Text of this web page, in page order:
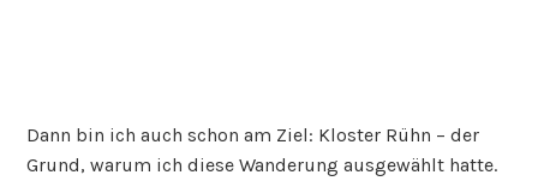
Dann bin ich auch schon am Ziel: Kloster Rühn – der
Grund, warum ich diese Wanderung ausgewählt hatte.